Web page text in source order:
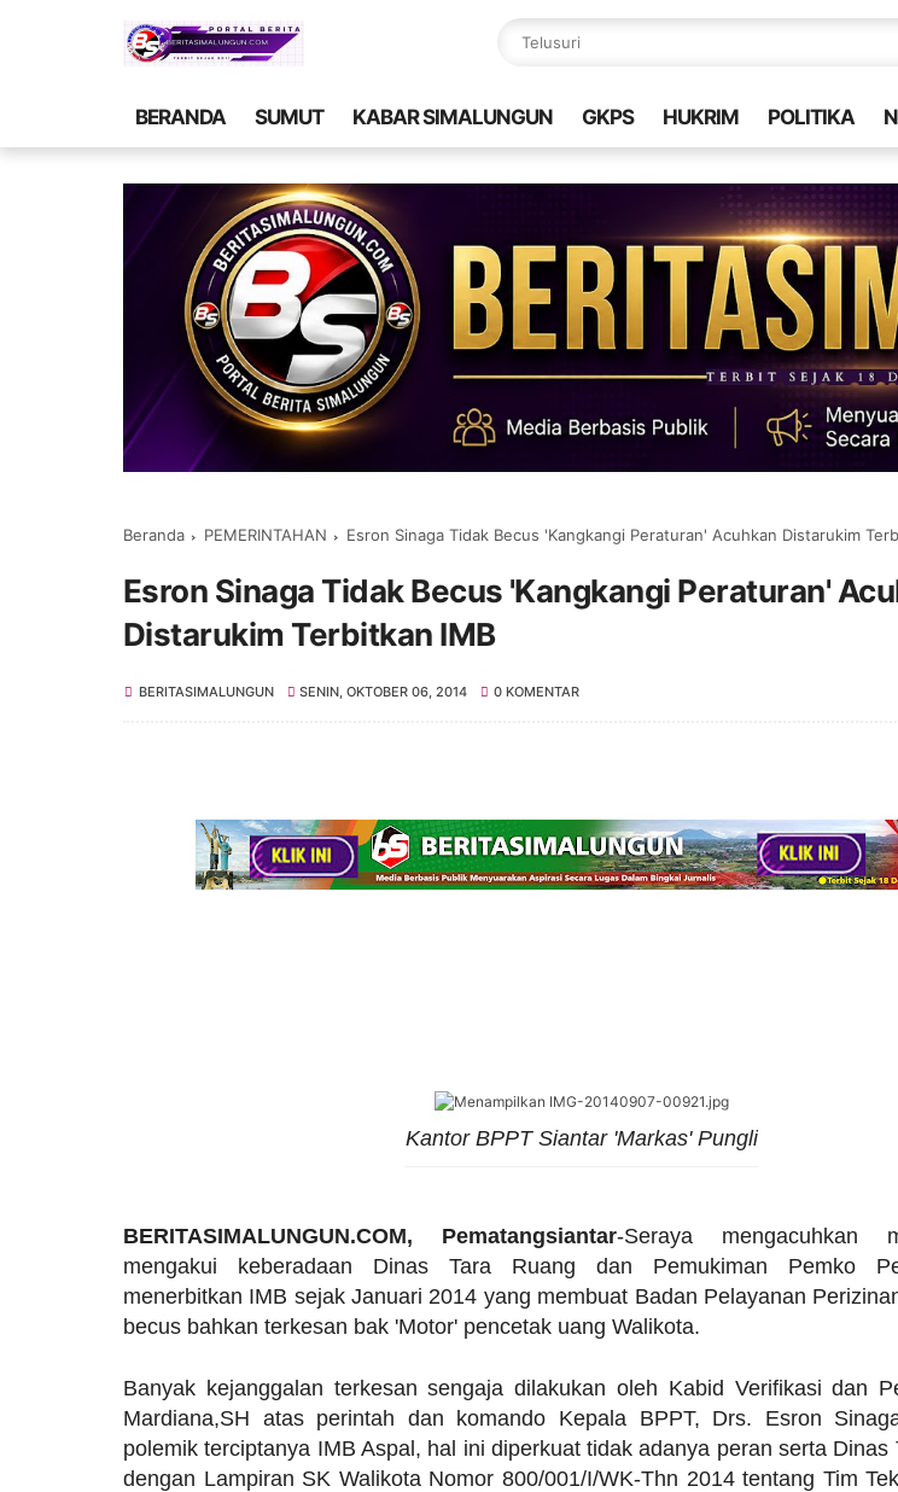
BERANDA SUMUT KABAR SIMALUNGUN GKPS HUKRIM POLITIKA
Beranda PEMERINTAHAN Esron Sinaga Tidak Becus 'Kangkangi Peraturan' Acuhkan Distarukim
Esron Sinaga Tidak Becus 'Kangkangi Peraturan'
Distarukim Terbitkan IMB
BERITASIMALUNGUN SENIN, OKTOBER 06, 2014 0 KOMENTAR
Kantor BPPT Siantar 'Markas' Pungli
BERITASIMALUNGUN.COM, Pematangsiantar-Seraya mengacuhkan
mengakui keberadaan Dinas Tara Ruang dan Pemukiman Pemko
menerbitkan IMB sejak Januari 2014 yang membuat Badan Pelayanan
becus bahkan terkesan bak 'Motor' pencetak uang Walikota.
Banyak kejanggalan terkesan sengaja dilakukan oleh Kabid Verifikasi dan
Mardiana,SH atas perintah dan komando Kepala BPPT, Drs. Esron
polemik terciptanya IMB Aspal, hal ini diperkuat tidak adanya peran serta Dinas
dengan Lampiran SK Walikota Nomor 800/001/I/WK-Thn 2014 tentang Tim